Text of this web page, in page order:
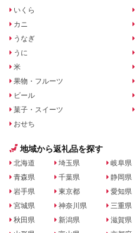
いくら
カニ
うなぎ
うに
米
果物・フルーツ
ビール
菓子・スイーツ
おせち
地域から返礼品を探す
北海道
青森県
岩手県
宮城県
秋田県
埼玉県
千葉県
東京都
神奈川県
新潟県
岐阜県
静岡県
愛知県
三重県
滋賀県